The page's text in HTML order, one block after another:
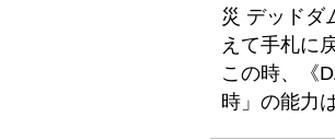
災 デッドダ
えて手札に
この時、《
時」の能力